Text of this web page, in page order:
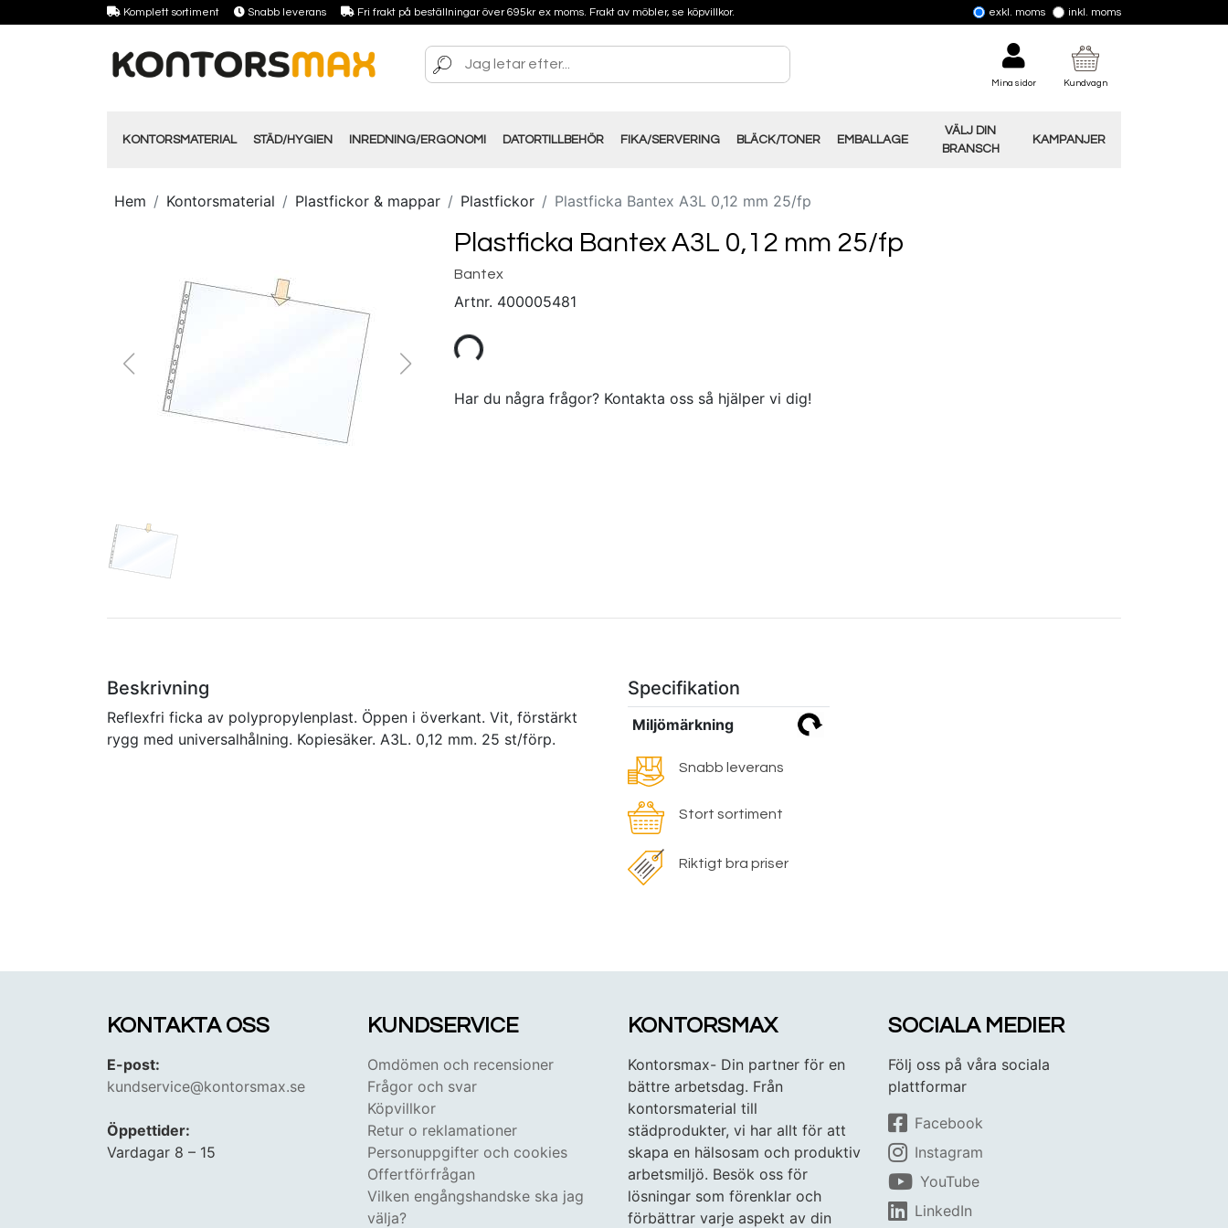
Komplett sortiment Snabb leverans Fri frakt på beställningar över 695kr ex moms. Frakt av möbler, se köpvillkor. exkl. moms inkl. moms
Mina sidor Kundvagn
KONTORSMATERIAL STÄD/HYGIEN INREDNING/ERGONOMI DATORTILLBEHÖR FIKA/SERVERING BLÄCK/TONER EMBALLAGE
VÄLJ DIN
BRANSCH
KAMPANJER
Hem Kontorsmaterial Plastfickor & mappar Plastfickor Plastficka Bantex A3L 0,12 mm 25/fp
Plastficka Bantex A3L 0,12 mm 25/fp
Bantex
Artnr. 400005481
Har du några frågor? Kontakta oss så hjälper vi dig!
Beskrivning
Reflexfri ficka av polypropylenplast. Öppen i överkant. Vit, förstärkt
rygg med universalhålning. Kopiesäker. A3L. 0,12 mm. 25 st/förp.
Specifikation
Miljömärkning
Snabb leverans
Stort sortiment
Riktigt bra priser
KONTAKTA OSS
E-post:
kundservice@kontorsmax.se
Öppettider:
Vardagar 8 – 15
KUNDSERVICE
Omdömen och recensioner
Frågor och svar
Köpvillkor
Retur o reklamationer
Personuppgifter och cookies
Offertförfrågan
Vilken engångshandske ska jag
välja?
KONTORSMAX
Kontorsmax- Din partner för en
bättre arbetsdag. Från
kontorsmaterial till
städprodukter, vi har allt för att
skapa en hälsosam och produktiv
arbetsmiljö. Besök oss för
lösningar som förenklar och
förbättrar varje aspekt av din
SOCIALA MEDIER
Följ oss på våra sociala
plattformar
Facebook
Instagram
YouTube
LinkedIn